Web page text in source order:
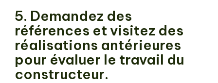
5. Demandez des
références et visitez des
réalisations antérieures
pour évaluer le travail du
constructeur.